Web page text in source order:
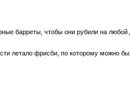
барреты, чтобы они рубили на любой
летало фрисби, по которому можно